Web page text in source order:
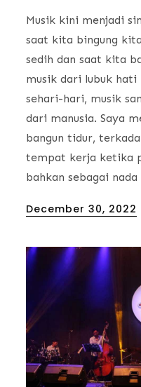
Musik kini menjadi
saat kita bingung
sedih dan saat kita
musik dari lubuk
sehari-hari, musik
dari manusia. Saya
bangun tidur,
tempat kerja ketika
bahkan sebagai
Posted
December 30, 2022